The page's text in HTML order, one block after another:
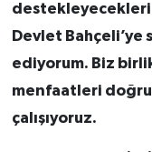
Devlet
ediyorum. Biz
menfaatleri
çalışıyoruz.